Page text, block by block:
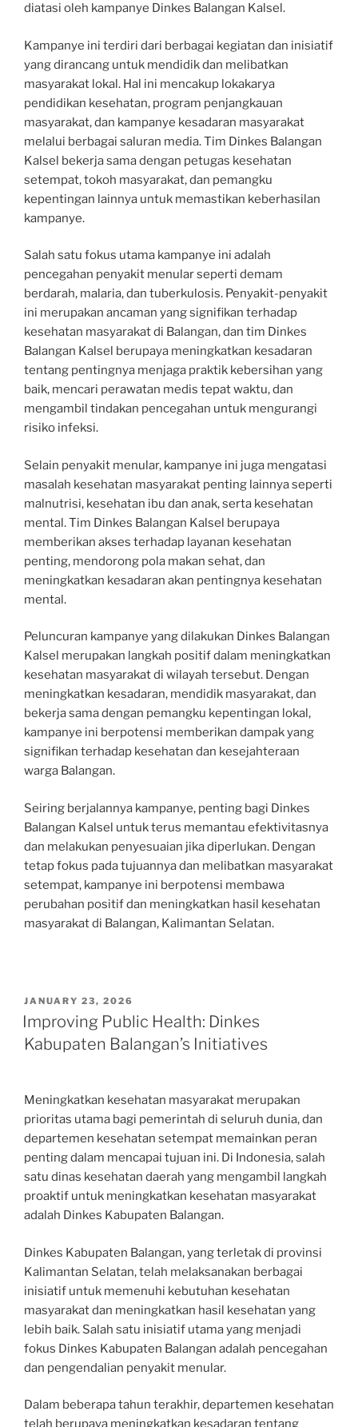
diatasi oleh kampanye Dinkes Balangan Kalsel.
Kampanye ini terdiri dari berbagai kegiatan dan inisiatif
yang dirancang untuk mendidik dan melibatkan
masyarakat lokal. Hal ini mencakup lokakarya
pendidikan kesehatan, program penjangkauan
masyarakat, dan kampanye kesadaran masyarakat
melalui berbagai saluran media. Tim Dinkes Balangan
Kalsel bekerja sama dengan petugas kesehatan
setempat, tokoh masyarakat, dan pemangku
kepentingan lainnya untuk memastikan keberhasilan
kampanye.
Salah satu fokus utama kampanye ini adalah
pencegahan penyakit menular seperti demam
berdarah, malaria, dan tuberkulosis. Penyakit-penyakit
ini merupakan ancaman yang signifikan terhadap
kesehatan masyarakat di Balangan, dan tim Dinkes
Balangan Kalsel berupaya meningkatkan kesadaran
tentang pentingnya menjaga praktik kebersihan yang
baik, mencari perawatan medis tepat waktu, dan
mengambil tindakan pencegahan untuk mengurangi
risiko infeksi.
Selain penyakit menular, kampanye ini juga mengatasi
masalah kesehatan masyarakat penting lainnya seperti
malnutrisi, kesehatan ibu dan anak, serta kesehatan
mental. Tim Dinkes Balangan Kalsel berupaya
memberikan akses terhadap layanan kesehatan
penting, mendorong pola makan sehat, dan
meningkatkan kesadaran akan pentingnya kesehatan
mental.
Peluncuran kampanye yang dilakukan Dinkes Balangan
Kalsel merupakan langkah positif dalam meningkatkan
kesehatan masyarakat di wilayah tersebut. Dengan
meningkatkan kesadaran, mendidik masyarakat, dan
bekerja sama dengan pemangku kepentingan lokal,
kampanye ini berpotensi memberikan dampak yang
signifikan terhadap kesehatan dan kesejahteraan
warga Balangan.
Seiring berjalannya kampanye, penting bagi Dinkes
Balangan Kalsel untuk terus memantau efektivitasnya
dan melakukan penyesuaian jika diperlukan. Dengan
tetap fokus pada tujuannya dan melibatkan masyarakat
setempat, kampanye ini berpotensi membawa
perubahan positif dan meningkatkan hasil kesehatan
masyarakat di Balangan, Kalimantan Selatan.
POSTED
ON
JANUARY 23, 2026
Improving Public Health: Dinkes
Kabupaten Balangan’s Initiatives
Meningkatkan kesehatan masyarakat merupakan
prioritas utama bagi pemerintah di seluruh dunia, dan
departemen kesehatan setempat memainkan peran
penting dalam mencapai tujuan ini. Di Indonesia, salah
satu dinas kesehatan daerah yang mengambil langkah
proaktif untuk meningkatkan kesehatan masyarakat
adalah Dinkes Kabupaten Balangan.
Dinkes Kabupaten Balangan, yang terletak di provinsi
Kalimantan Selatan, telah melaksanakan berbagai
inisiatif untuk memenuhi kebutuhan kesehatan
masyarakat dan meningkatkan hasil kesehatan yang
lebih baik. Salah satu inisiatif utama yang menjadi
fokus Dinkes Kabupaten Balangan adalah pencegahan
dan pengendalian penyakit menular.
Dalam beberapa tahun terakhir, departemen kesehatan
telah berupaya meningkatkan kesadaran tentang